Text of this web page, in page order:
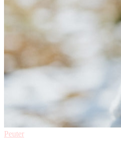
Peuter